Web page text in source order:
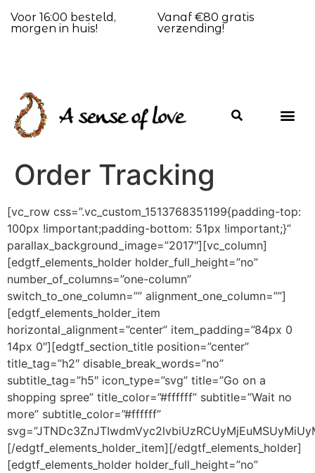
Voor 16:00 besteld,
morgen in huis!
Vanaf €80 gratis
verzending!
Order Tracking
[vc_row css=”.vc_custom_1513768351199{padding-top:
100px !important;padding-bottom: 51px !important;}”
parallax_background_image=”2017″][vc_column]
[edgtf_elements_holder holder_full_height=”no”
number_of_columns=”one-column”
switch_to_one_column=”” alignment_one_column=””]
[edgtf_elements_holder_item
horizontal_alignment=”center” item_padding=”84px 0
14px 0″][edgtf_section_title position=”center”
title_tag=”h2″ disable_break_words=”no”
subtitle_tag=”h5″ icon_type=”svg” title=”Go on a
shopping spree” title_color=”#ffffff” subtitle=”Wait no
more” subtitle_color=”#ffffff”
[/edgtf_elements_holder_item][/edgtf_elements_holder]
[edgtf_elements_holder holder_full_height=”no”